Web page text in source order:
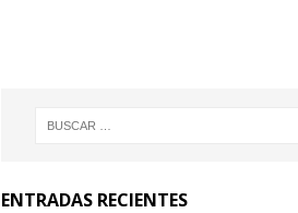
ENTRADAS RECIENTES